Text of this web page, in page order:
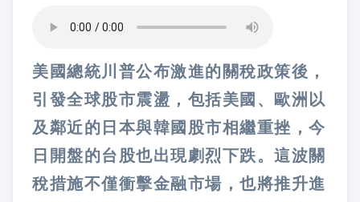
美國總統川普公布激進的關稅政策後，
引發全球股市震盪，包括美國、歐洲以
及鄰近的日本與韓國股市相繼重挫，今
日開盤的台股也出現劇烈下跌。這波關
稅措施不僅衝擊金融市場，也將推升進